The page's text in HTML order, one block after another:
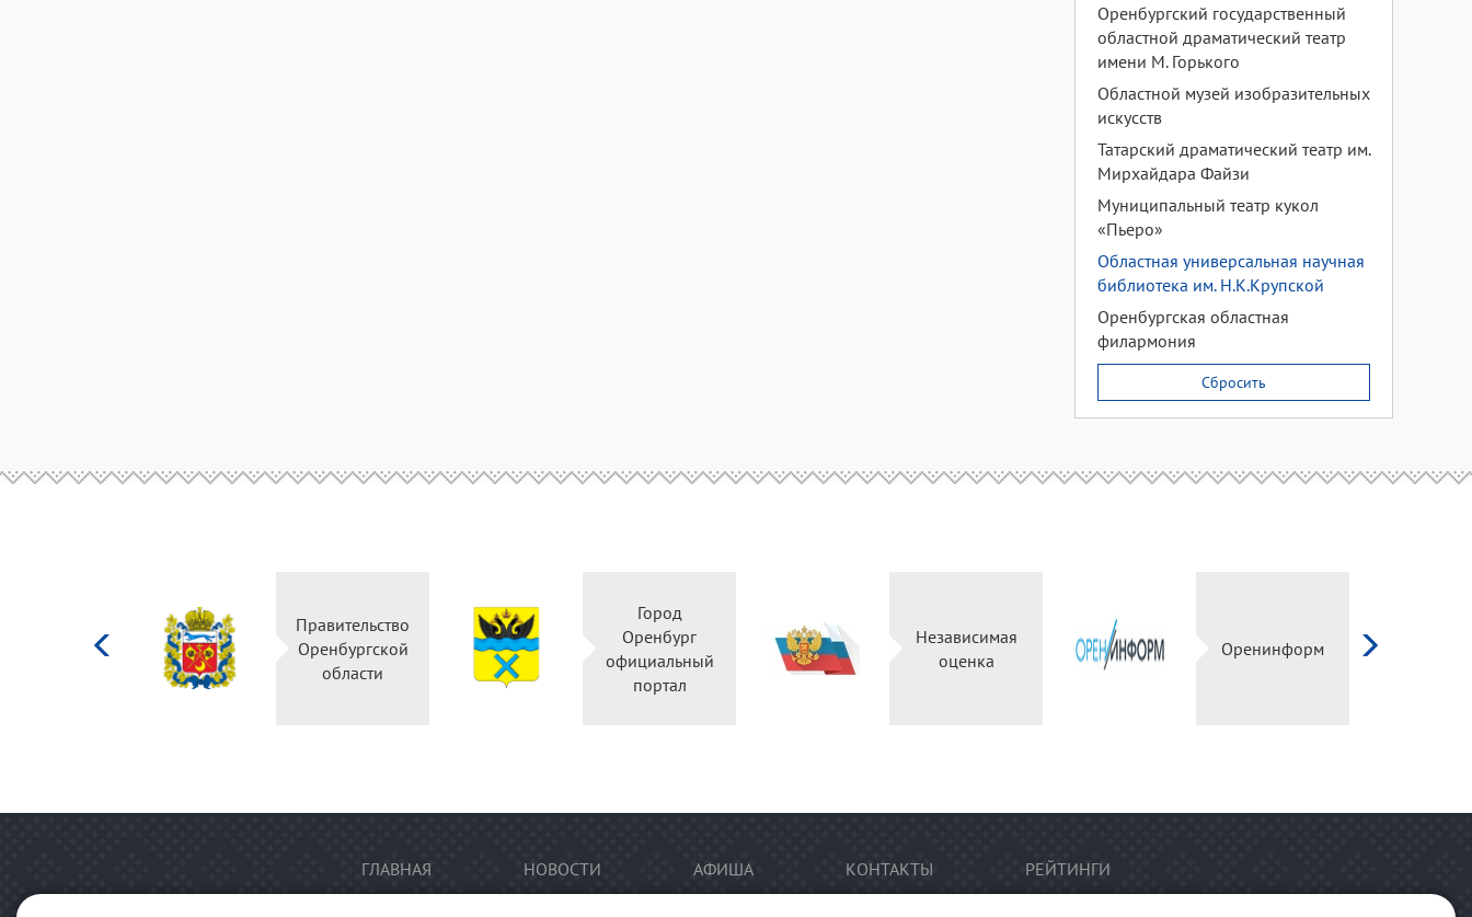
Оренбургский государственный
областной драматический театр
имени М. Горького
Областной музей изобразительных
искусств
Татарский драматический театр им.
Мирхайдара Файзи
Муниципальный театр кукол
«Пьеро»
Областная универсальная научная
библиотека им. Н.К.Крупской
Оренбургская областная
филармония
Сбросить
Правительство
Оренбургской
области
Город
Оренбург
официальный
портал
Независимая
оценка
Оренинформ
ГЛАВНАЯ НОВОСТИ АФИША КОНТАКТЫ РЕЙТИНГИ